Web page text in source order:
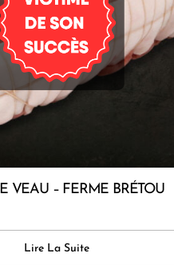
VEAU – FERME BRÉTOU
Lire La Suite